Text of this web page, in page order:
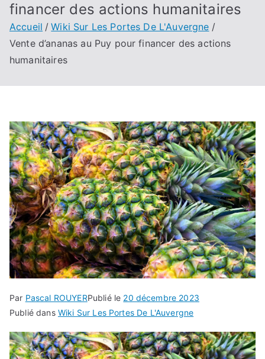
financer des actions humanitaires
Accueil
Wiki Sur Les Portes De L'Auvergne
Vente d’ananas au Puy pour financer des actions
humanitaires
Par Pascal ROUYERPublié le 20 décembre 2023
Publié dans Wiki Sur Les Portes De L'Auvergne